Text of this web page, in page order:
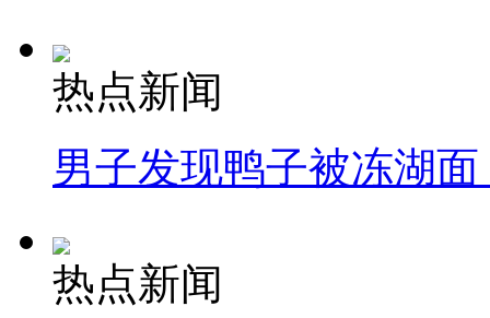
热点新闻
男子发现鸭子被冻湖
热点新闻